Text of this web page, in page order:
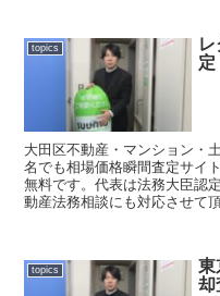
topics
定
大田区不動産・マンション・
名でも相場価格瞬間査定サイ
無料です。代表は法務大臣認
動産法務相談にも対応させて頂
topics
東
却